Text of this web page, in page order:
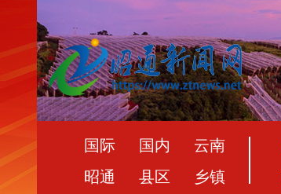
国际 国内
云南
昭通
县区 乡镇